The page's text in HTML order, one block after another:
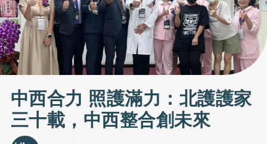
中西合力 照護滿力：北護護家
三十載，中西整合創未來